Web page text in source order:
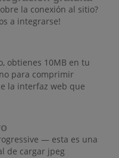
la conexión al sitio?
a integrarse!
obtienes 10MB en tu
para comprimir
la interfaz web que
— esta es una
de cargar jpeg